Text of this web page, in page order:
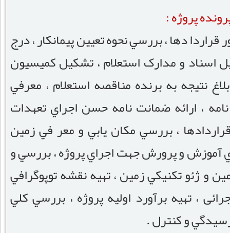
پروژه :
قراردا دها ، بررسي نحوه تعيين پيمانکار ، درج
اسناد و مدارک استعلام ، تشکيل کميسيون
نتيجه به برنده مناقصه استعلام ، معرفي
، اراﺋﻪ ضمانت نامه حسن اجراي تعهدات
، بررسي مکان يابي و معر في زمين
آموزش و پرورش جهت اجراي پروژه ، بررسي و
و ژﺋو تکنيکي زمين ، تهيه نقشه توپوگرافي
، تهيه برآورد اوليه پروژه ، بررسي کلي
و کنترل .